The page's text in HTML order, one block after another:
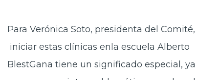
Para Verónica Soto, presidenta del Comité,
iniciar estas clínicas enla escuela Alberto
BlestGana tiene un significado especial, ya